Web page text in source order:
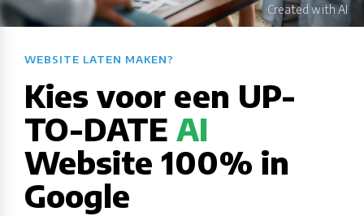
WEBSITE LATEN MAKEN?​​​​​​​​​​​​​​
Kies voor een UP-
TO-DATEAI
Website 100% in
Google